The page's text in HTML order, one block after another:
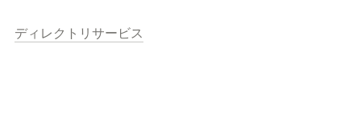
ディレクトリサービス